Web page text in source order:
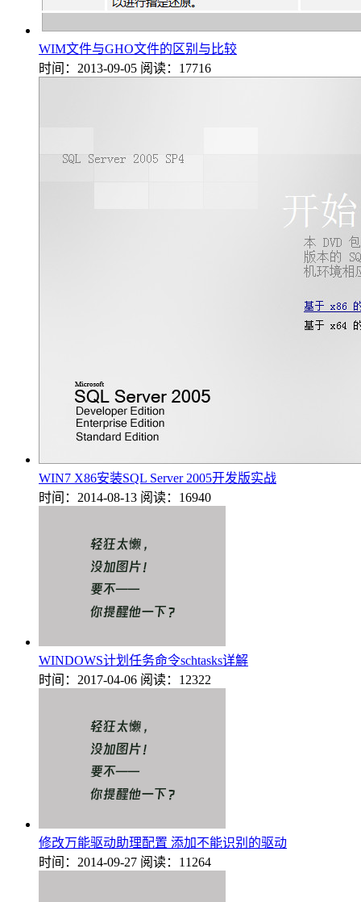
WIM文件与GHO文件的区别与比较
时间：2013-09-05 阅读：17716
WIN7 X86安装SQL Server 2005开发版实战
时间：2014-08-13 阅读：16940
WINDOWS计划任务命令schtasks详解
时间：2017-04-06 阅读：12322
修改万能驱动助理配置 添加不能识别的驱动
时间：2014-09-27 阅读：11264